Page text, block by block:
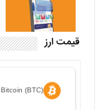
قیمت ارز
Bitcoin (BTC)